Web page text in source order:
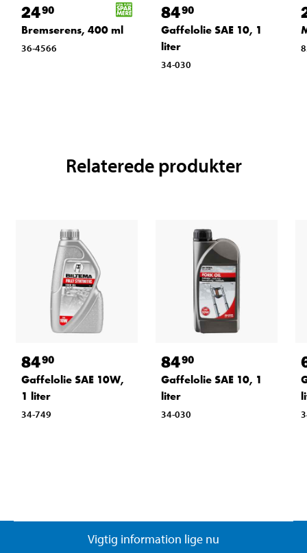
2490
Bremserens, 400 ml
36-4566
8490
Gaffelolie SAE 10, 1
liter
34-030
Relaterede produkter
8490
Gaffelolie SAE 10W,
1 liter
34-749
8490
Gaffelolie SAE 10, 1
liter
34-030
Vigtig information lige nu